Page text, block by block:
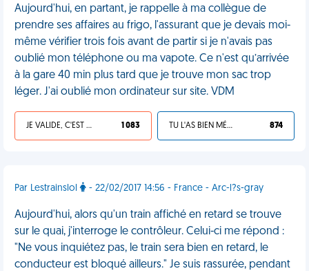
Aujourd'hui, en partant, je rappelle à ma collègue de
prendre ses affaires au frigo, l'assurant que je devais moi-
même vérifier trois fois avant de partir si je n'avais pas
oublié mon téléphone ou ma vapote. Ce n'est qu’arrivée
à la gare 40 min plus tard que je trouve mon sac trop
léger. J'ai oublié mon ordinateur sur site. VDM
JE VALIDE, C'EST UNE VDM 1 083 TU L'AS BIEN MÉRITÉ 874
Par Lestrainslol - 22/02/2017 14:56 - France - Arc-l?s-gray
Aujourd'hui, alors qu'un train affiché en retard se trouve
sur le quai, j'interroge le contrôleur. Celui-ci me répond :
"Ne vous inquiétez pas, le train sera bien en retard, le
conducteur est bloqué ailleurs." Je suis rassurée, pendant